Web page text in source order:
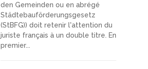
den Gemeinden ou en abrégé
Städtebauförderungsgesetz
(StBFG)) doit retenir l'attention du
juriste français à un double titre. En
premier...